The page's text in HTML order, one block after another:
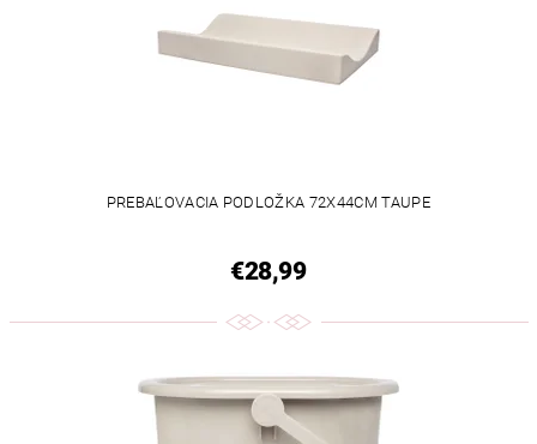
PREBAĽOVACIA PODLOŽKA 72X44CM TAUPE
€28,99